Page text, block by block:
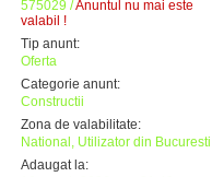
575029 /Anuntul nu mai este
valabil !
Tip anunt:
Oferta
Categorie anunt:
Constructii
Zona de valabilitate:
National, Utilizator din Bucuresti
Adaugat la: